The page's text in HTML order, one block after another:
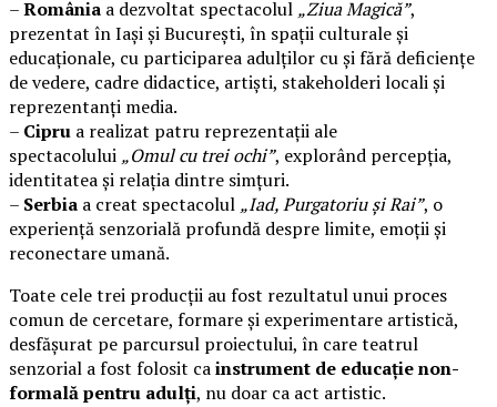
–România a dezvoltat spectacolul „Ziua Magică”,
prezentat în Iași și București, în spații culturale și
educaționale, cu participarea adulților cu și fără deficiențe
de vedere, cadre didactice, artiști, stakeholderi locali și
reprezentanți media.
– Cipru a realizat patru reprezentații ale
spectacolului „Omul cu trei ochi”, explorând percepția,
identitatea și relația dintre simțuri.
– Serbia a creat spectacolul „Iad, Purgatoriu și Rai”, o
experiență senzorială profundă despre limite, emoții și
reconectare umană.
Toate cele trei producții au fost rezultatul unui proces
comun de cercetare, formare și experimentare artistică,
desfășurat pe parcursul proiectului, în care teatrul
senzorial a fost folosit cainstrument de educație non-
formală pentru adulți, nu doar ca act artistic.